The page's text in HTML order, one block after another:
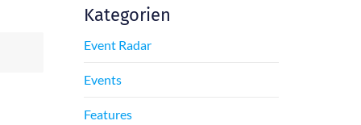
Kategorien
Event Radar
Events
Features